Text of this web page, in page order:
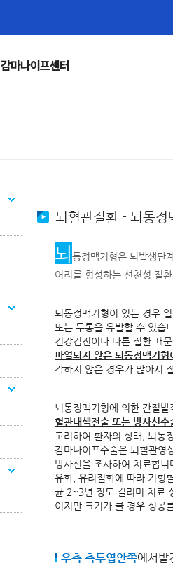
감마나이프센터
뇌혈관질환 - 뇌동정
뇌 동정맥기형은 뇌발생단
어리를 형성하는 선천성 질환
뇌동정맥기형이 있는 경우
또는 두통을 유발할 수 있습
건강검진이나 다른 질환 때
파열되지 않은 뇌동정맥기
각하지 않은 경우가 많아서
뇌동정맥기형에 의한 간질
혈관내색전술 또는 방사선수
고려하여 환자의 상태, 뇌동
감마나이프수술은 뇌혈관영
방사선을 조사하여 치료합
유화, 유리질화에 따라 기형
균 2~3년 정도 걸리며 치료
이지만 크기가 클 경우 성공
우측 측두엽안쪽에서발